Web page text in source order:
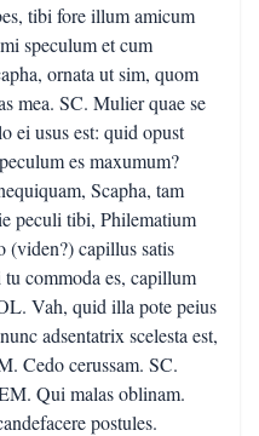
tibi fore illum amicum
speculum et cum
ornata ut sim, quom
mea. SC. Mulier quae se
ei usus est: quid opust
es maxumum?
Scapha, tam
peculi tibi, Philematium
capillus satis
commoda es, capillum
Vah, quid illa pote peius
adsentatrix scelesta est,
Cedo cerussam. SC.
Qui malas oblinam.
postules.